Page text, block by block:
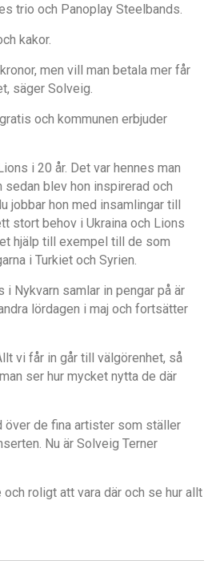
trio och Panoplay Steelbands.
kakor.
men vill man betala mer får
säger Solveig.
och kommunen erbjuder
i 20 år. Det var hennes man
blev hon inspirerad och
jobbar hon med insamlingar till
stort behov i Ukraina och Lions
hjälp till exempel till de som
i Turkiet och Syrien.
i Nykvarn samlar in pengar på är
lördagen i maj och fortsätter
vi får in går till välgörenhet, så
ser hur mycket nytta de där
över de fina artister som ställer
Nu är Solveig Terner
roligt att vara där och se hur allt